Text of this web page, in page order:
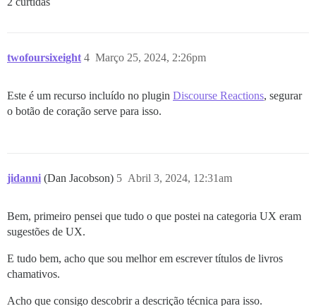
twofoursixeight Março 25, 2024, 2:26pm
4
Este é um recurso incluído no plugin Discourse Reactions, segurar
o botão de coração serve para isso.
jidanni (Dan Jacobson) Abril 3, 2024, 12:31am
5
Bem, primeiro pensei que tudo o que postei na categoria UX eram
sugestões de UX.
E tudo bem, acho que sou melhor em escrever títulos de livros
chamativos.
Acho que consigo descobrir a descrição técnica para isso.